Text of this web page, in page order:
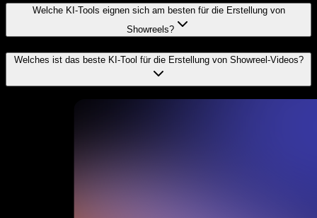
Welche KI-Tools eignen sich am besten für die Erstellung von
Showreels?
Welches ist das beste KI-Tool für die Erstellung von Showreel-Videos?